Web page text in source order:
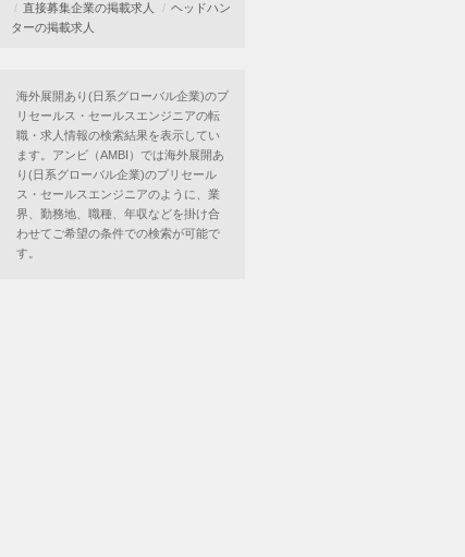
直接募集企業の掲載求人
ヘッドハン
ターの掲載求人
海外展開あり(日系グローバル企業)のプ
リセールス・セールスエンジニアの転
職・求人情報の検索結果を表示してい
ます。アンビ（AMBI）では海外展開あ
り(日系グローバル企業)のプリセール
ス・セールスエンジニアのように、業
界、勤務地、職種、年収などを掛け合
わせてご希望の条件での検索が可能で
す。